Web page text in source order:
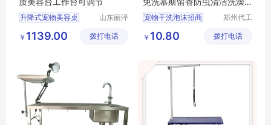
升降式宠物美容桌
狗狗及用品
山东丽泽
有限公司
￥ 1139.00 拨打电话
用品批发
宠物干洗泡沫招商
狗狗猫咪清洁慕斯代理
宠物洗澡用品批发
郑州代工
技有限公
￥ 10.80 拨打电话